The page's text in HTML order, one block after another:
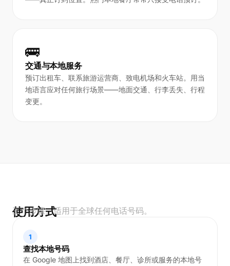
🚌
交通与本地服务
预订出租车、联系旅游运营商、致电机场和火车站。用当
地语言应对任何旅行场景——地面交通、行李丢失、行程
变更。
使用方式
三个步骤。适用于全球任何电话号码。
1
查找本地号码
在 Google 地图上找到酒店、餐厅、诊所或服务的本地号